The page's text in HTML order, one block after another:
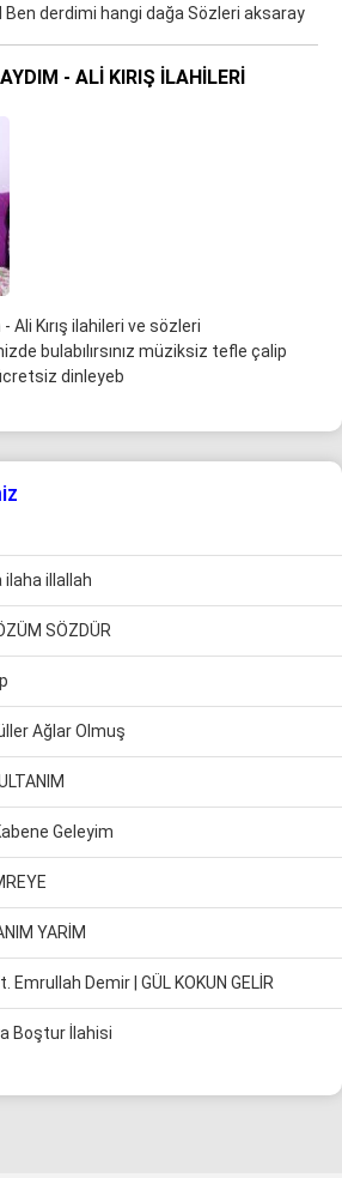
Ben derdimi hangi dağa Sözleri aksaray
- ALI KIRIŞ ILAHILERI
Ali Kırış ilahileri ve sözleri
bulabılırsınız müziksiz tefle çalip
dinleyeb
ilaha illallah
SÖZDÜR
Ağlar Olmuş
Geleyim
YARİM
Demir | GÜL KOKUN GELİR
Boştur İlahisi